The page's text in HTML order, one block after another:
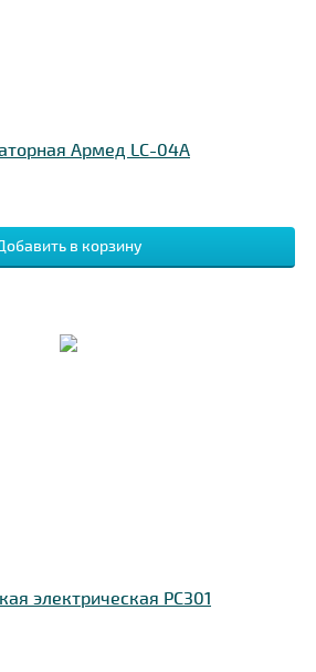
Армед LC-04A
электрическая PC301